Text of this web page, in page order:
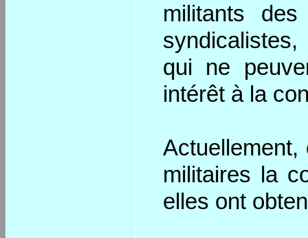
militants
qui ne
intérêt à la
militaires la
elles ont